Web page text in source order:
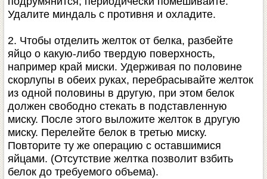
Удалите миндаль с противня и охладите.
2. Чтобы отделить желток от белка, разбейте
яйцо о какую-либо твердую поверхность,
например край миски. Удерживая по половине
скорлупы в обеих руках, перебрасывайте желток
из одной половины в другую, при этом белок
должен свободно стекать в подставленную
миску. После этого выложите желток в другую
миску. Перелейте белок в третью миску.
Повторите ту же операцию с оставшимися
яйцами. (Отсутствие желтка позволит взбить
белок до требуемого объема).